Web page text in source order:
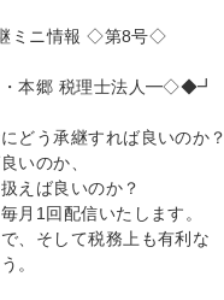
ニ情報 ◇第8号◇
税理士法人━◇◆┛
どう承継すれば良いのか？
いのか、
えば良いのか？
月1回配信いたします。
、そして税務上も有利な
。